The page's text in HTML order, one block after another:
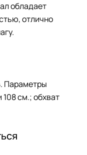
обладает
отлично
Параметры
108 см.; обхват